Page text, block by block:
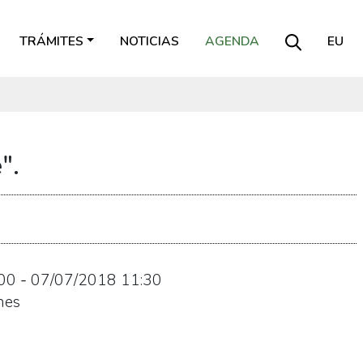
TRÁMITES NOTICIAS AGENDA EU
- 07/07/2018 11:30